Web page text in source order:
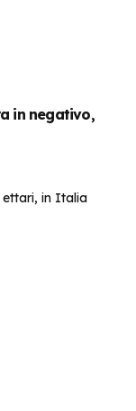
in negativo,